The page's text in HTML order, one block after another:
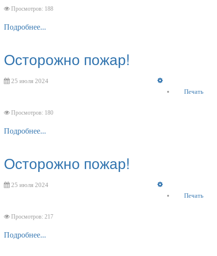
Просмотров: 188
Подробнее...
Осторожно пожар!
Печать
25 июля 2024
Просмотров: 180
Подробнее...
Осторожно пожар!
Печать
25 июля 2024
Просмотров: 217
Подробнее...